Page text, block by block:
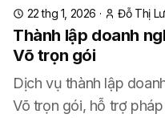
22 thg 1, 2026 · Đỗ Thị
Thành lập doanh
Võ trọn gói
Dịch vụ thành lập
Võ trọn gói, hỗ trợ